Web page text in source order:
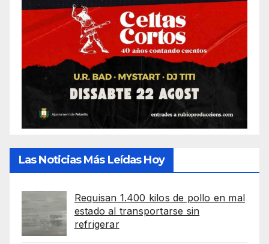
Las Noticias Más Leídas Hoy
Requisan 1.400 kilos de pollo en mal
estado al transportarse sin
refrigerar